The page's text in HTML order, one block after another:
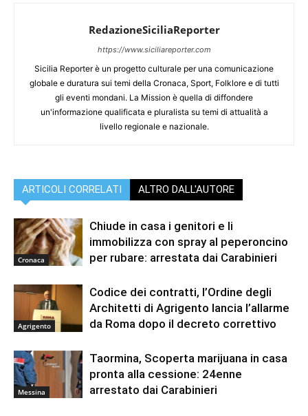
RedazioneSiciliaReporter
https://www.siciliareporter.com
Sicilia Reporter è un progetto culturale per una comunicazione
globale e duratura sui temi della Cronaca, Sport, Folklore e di tutti
gli eventi mondani. La Mission è quella di diffondere
un'informazione qualificata e pluralista su temi di attualità a
livello regionale e nazionale.
ARTICOLI CORRELATI ALTRO DALL'AUTORE
Cronaca
Chiude in casa i genitori e li
immobilizza con spray al peperoncino
per rubare: arrestata dai Carabinieri
Agrigento
Codice dei contratti, l’Ordine degli
Architetti di Agrigento lancia l’allarme
da Roma dopo il decreto correttivo
Messina
Taormina, Scoperta marijuana in casa
pronta alla cessione: 24enne
arrestato dai Carabinieri